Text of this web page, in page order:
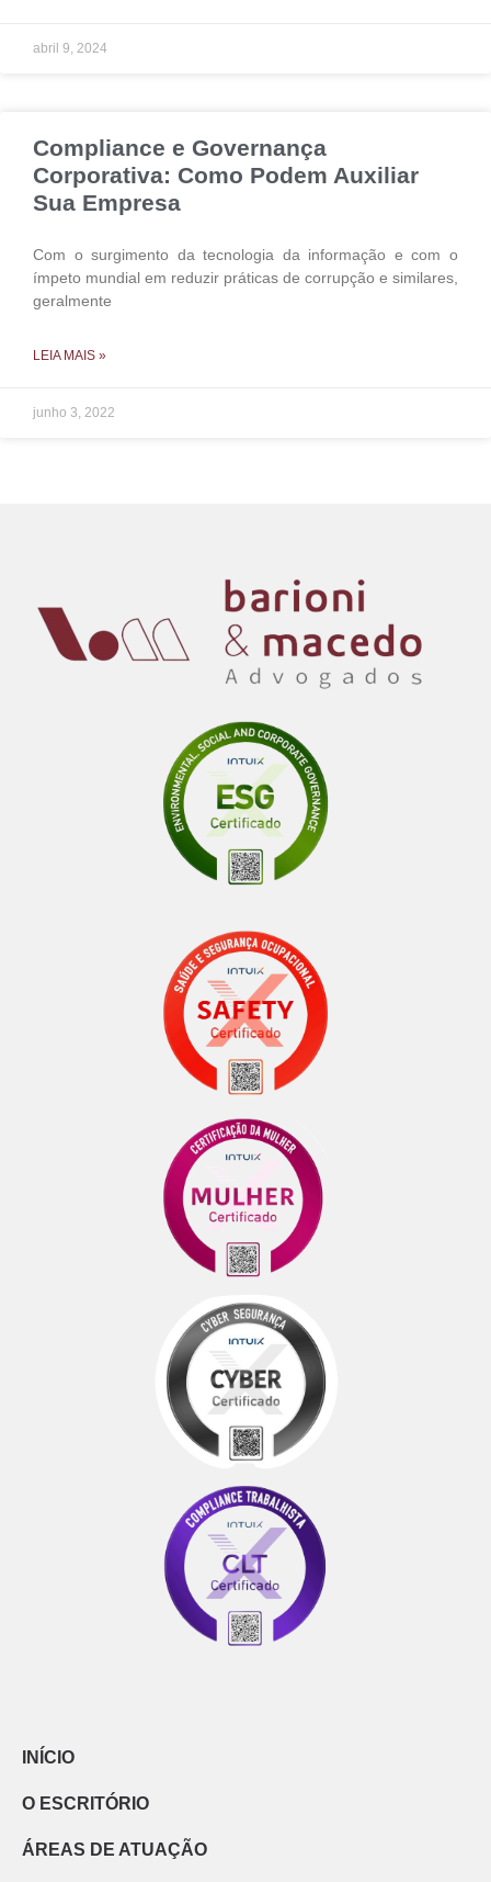
abril 9, 2024
Compliance e Governança
Corporativa: Como Podem Auxiliar
Sua Empresa
Com o surgimento da tecnologia da informação e com o
ímpeto mundial em reduzir práticas de corrupção e similares,
geralmente
LEIA MAIS »
junho 3, 2022
INÍCIO
O ESCRITÓRIO
ÁREAS DE ATUAÇÃO